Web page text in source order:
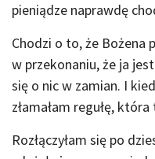
pieniądze naprawdę
Chodzi o to, że Bożena
w przekonaniu, że ja
się o nic w zamian. I
złamałam regułę,
Rozłączyłam się po